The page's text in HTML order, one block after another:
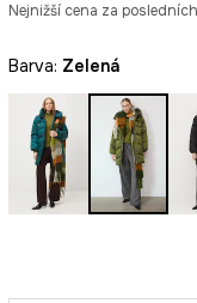
Nejnižší cena za
Barva: zelená